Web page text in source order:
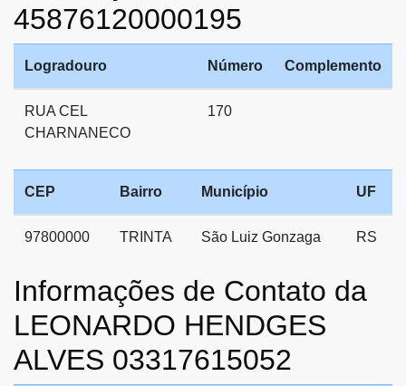
45876120000195
Logradouro Número Complemento
RUA CEL
CHARNANECO
170
CEP Bairro Município UF
97800000 TRINTA São Luiz Gonzaga RS
Informações de Contato da
LEONARDO HENDGES
ALVES 03317615052